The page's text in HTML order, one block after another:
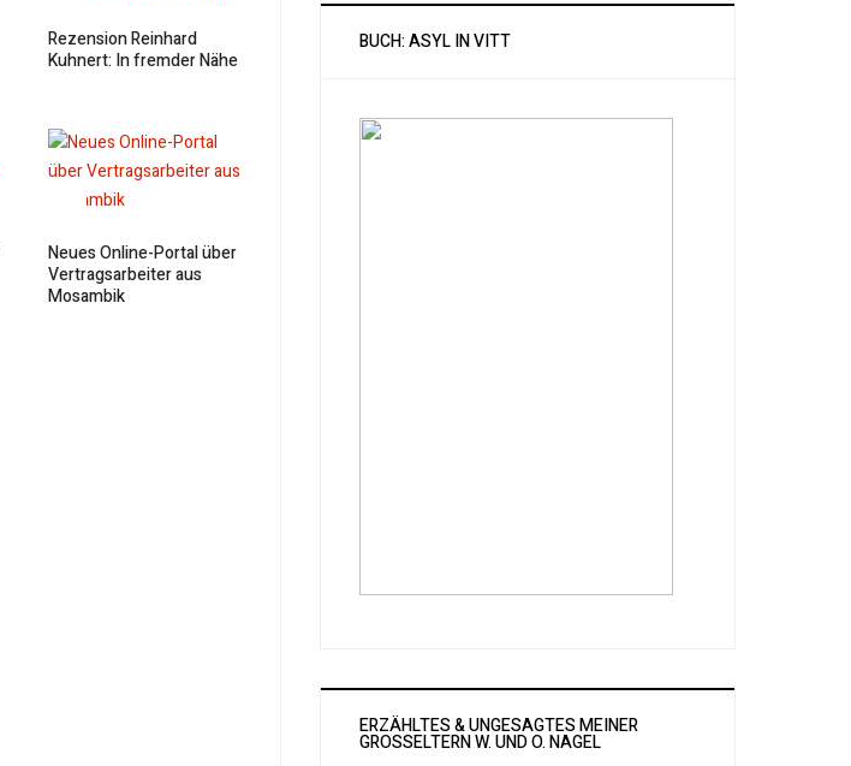
Rezension Reinhard
Kuhnert: In fremder Nähe
Neues Online-Portal über
Vertragsarbeiter aus
Mosambik
BUCH: ASYL IN VITT
ERZÄHLTES & UNGESAGTES MEINER
GROSSELTERN W. UND O. NAGEL